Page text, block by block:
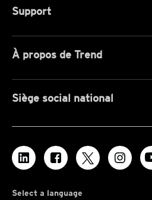
Support
À propos de Trend
Siège social national
Select a language